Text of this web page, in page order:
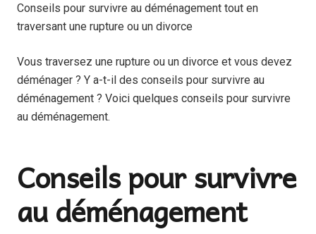
Conseils pour survivre au déménagement tout en
traversant une rupture ou un divorce
Vous traversez une rupture ou un divorce et vous devez
déménager ? Y a-t-il des conseils pour survivre au
déménagement ? Voici quelques conseils pour survivre
au déménagement.
Conseils pour survivre
au déménagement